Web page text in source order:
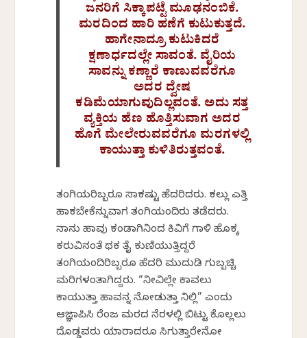
ಜನರಿಗೆ ಸಿಕ್ಕಾಪಟ್ಟೆ ಮೂಢನಂಬಿಕೆ.
ಮರದಿಂದ ಹಾರಿ ಹಣೆಗೆ ಕುಟುಕುತ್ತದೆ.
ಹಾಗೇನಾದ್ರೂ ಕುಟುಕಿದರೆ
ಕ್ಷಣಾರ್ಧದಲ್ಲೇ ಸಾವಂತೆ. ವೈರಿಯ
ಸಾವನ್ನು ಕಣ್ಣಾರೆ ಕಾಣುವವರೆಗೂ
ಅದರ ದ್ವೇಷ
ಕಡಿಮೆಯಾಗುವುದಿಲ್ಲವಂತೆ. ಅದು ಸತ್ತ
ವ್ಯಕ್ತಿಯ ಹೆಣ ಹೊತ್ತಿಸುವಾಗ ಅದರ
ಹೊಗೆ ಮೇಲೇರುವವರೆಗೂ ಮರಗಳಲ್ಲಿ
ಕಾಯುತ್ತಾ ಕುಳಿತಿರುತ್ತವಂತೆ.
ತಂಗಿಯರಿಬ್ಬರೂ ಸಾಕಷ್ಟು ಹೆದರಿದರು. ಕಲ್ಲು ಎತ್ತಿ
ಹಾಕಬೇಕೆನ್ನುವಾಗ ತಂಗಿಯಂದಿರು ತಡೆದರು.
ನಾನು ಹಾವು ಕಂಡಾಗಿನಿಂದ ಕಿವಿಗೆ ಗಾಳಿ ಹೊಕ್ಕ
ಕರುವಿನಂತೆ ಥಕ ತೈ ಕುಣಿಯುತ್ತಿದ್ದರೆ
ತಂಗಿಯಂದಿರಿಬ್ಬರೂ ಹೆದರಿ ಮುದುಡಿ ಗುಬ್ಬಚ್ಚಿ
ಮರಿಗಳಂತಾಗಿದ್ದರು. “ನೀವಿಲ್ಲೇ ಕಾವಲು
ಕಾಯುತ್ತಾ ಹಾವನ್ನ ನೋಡುತ್ತಾ ನಿಲ್ಲಿ” ಎಂದು
ಆಜ್ಞಾಪಿಸಿ ರೆಂಜ ಮರದ ನೆರಳಲ್ಲಿ ಬಿಟ್ಟು ಕೊಲ್ಲಲು
ದೊಡ್ಡವರು ಯಾರಾದರೂ ಸಿಗುತ್ತಾರೇನೋ